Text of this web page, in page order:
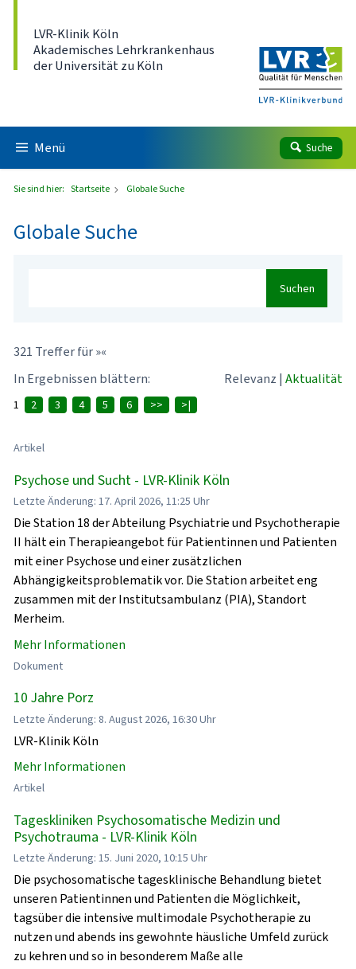
LVR-Klinik Köln
Akademisches Lehrkrankenhaus
der Universität zu Köln
Menü Suche
Sie sind hier: Startseite Globale Suche
Globale Suche
Suchen
321 Treffer für »«
In Ergebnissen blättern:
Relevanz | Aktualität
1 2 3 4 5 6 >> >|
Artikel
Psychose und Sucht - LVR-Klinik Köln
Letzte Änderung: 17. April 2026, 11:25 Uhr
Die Station 18 der Abteilung Psychiatrie und Psychotherapie
II hält ein Therapieangebot für Patientinnen und Patienten
mit einer Psychose und einer zusätzlichen
Abhängigkeitsproblematik vor. Die Station arbeitet eng
zusammen mit der Institutsambulanz (PIA), Standort
Merheim.
Mehr Informationen
Dokument
10 Jahre Porz
Letzte Änderung: 8. August 2026, 16:30 Uhr
LVR-Klinik Köln
Mehr Informationen
Artikel
Tageskliniken Psychosomatische Medizin und
Psychotrauma - LVR-Klinik Köln
Letzte Änderung: 15. Juni 2020, 10:15 Uhr
Die psychosomatische tagesklinische Behandlung bietet
unseren Patientinnen und Patienten die Möglichkeit,
tagsüber die intensive multimodale Psychotherapie zu
nutzen und abends ins gewohnte häusliche Umfeld zurück
zu kehren und so in besonderem Maße alle